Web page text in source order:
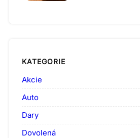
KATEGORIE
Akcie
Auto
Dary
Dovolená